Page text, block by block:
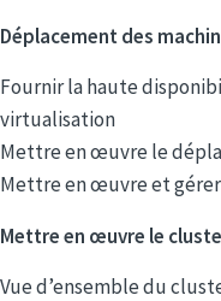
Déplacement des
Fournir la haute
virtualisation
Mettre en œuvre le
Mettre en œuvre et
Mettre en œuvre le
Vue d’ensemble du